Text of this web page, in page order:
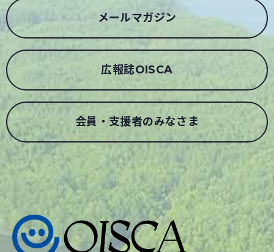
メールマガジン
広報誌OISCA
会員・支援者のみなさま